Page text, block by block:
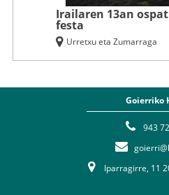
Irailaren 13an
festa
Urretxu eta Zumarraga
Goierriko
943
Iparragirre, 11